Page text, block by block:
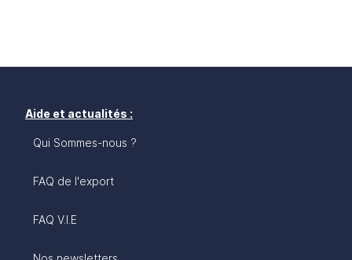
Aide et actualités :
Qui Sommes-nous ?
FAQ de l'export
FAQ V.I.E